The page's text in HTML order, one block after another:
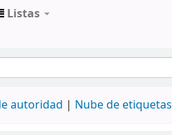
Listas
autoridad Nube de etiquetas